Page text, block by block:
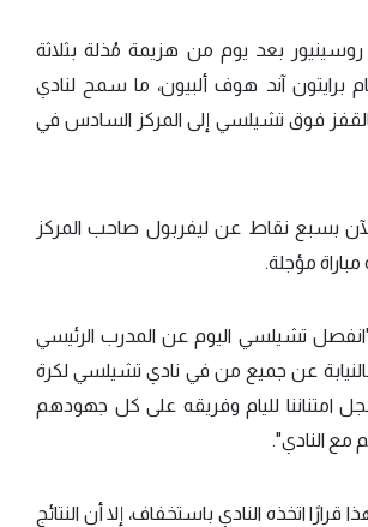
روسينيور بعد يوم من هزيمة مُذلة بثلاثة
برايتون آند هوف ألبيون، ما سمح لنادي
فوق تشيلسي إلى المركز السادس في
بسبع نقاط عن ليفربول صاحب المركز
مؤجلة.
"انفصل تشيلسي اليوم عن المدرب الرئيسي
عن جميع من في نادي تشيلسي لكرة
امتناننا لليام وفريقه على كل جهودهم
مع النادي".
اتخذه النادي باستخفاف، إلا أن النتائج